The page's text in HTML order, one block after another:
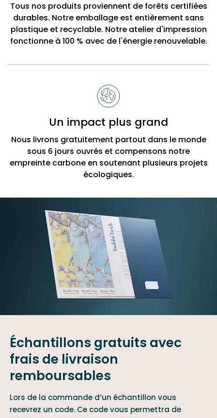
Tous nos produits proviennent de forêts certifiées
durables. Notre emballage est entièrement sans
plastique et recyclable. Notre atelier d'impression
fonctionne à 100 % avec de l'énergie renouvelable.
Un impact plus grand
Nous livrons gratuitement partout dans le monde
sous 6 jours ouvrés et compensons notre
empreinte carbone en soutenant plusieurs projets
écologiques.
Échantillons gratuits avec
frais de livraison
remboursables
Lors de la commande d’un échantillon vous
recevrez un code. Ce code vous permettra de